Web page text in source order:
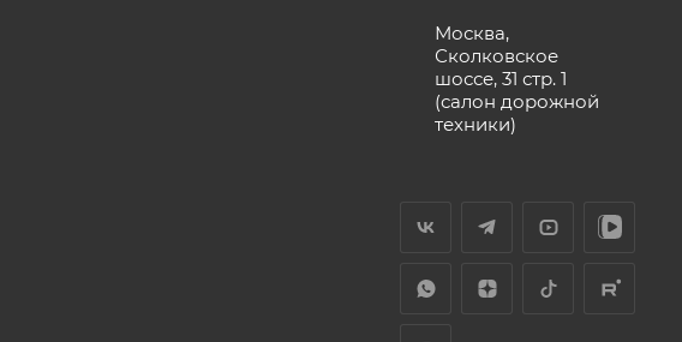
Москва,
Сколковское
шоссе, 31 стр. 1
(салон дорожной
техники)